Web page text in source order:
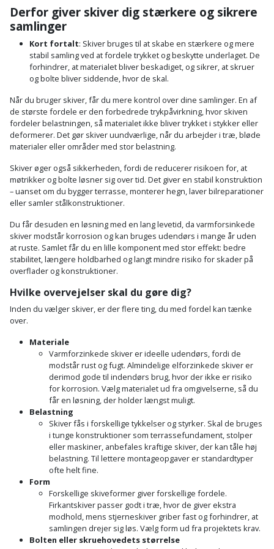
Fugtsikring
Garageport
Gelænder
Gips
Grundmursplader
Hardieplank
brædder
Hemsestige
Isolering
Komposit
Lecablokke
fundablokke
Lofttrapper
Murbinder
Murpap
og
murfolie
Mursten
Fugepistol
skumpistol
Gevindskærer
Gipsværktøj
Glasløfter
Glasskærer
Hæftepistol
-
hammer
Hammer
Høvl
Kloakrenser
og
hobbykniv
Kridtsnor
Lærlingesæt
Landmålerstok
Betonsliber
Bindemaskine
Bor
Bordrundsav
Bore-
og
skruemaskine
Borehammer
Boremaskinetilbehør
Detektor
Diamantskæremaskine
Diamantslibertilbehør
Dykkerpistol
Dyksav
Excentersliber
Excenterslibertilbehør
Fedtsprøjte
Flamingoskærer
Motorenhed
Motorsav
kædesav
Motorsav
og
kædesav
tilbehør
Pælebor
Plæneklipper
Plæneklipper
tilbehør
Robotplæneklipper
Robotplæneklipper
tilbehør
Vandpumpe
Vertikalskærer
mosfjerner
Vinduesvasker
Brænde
Brændeovn
Brandslukker
Brugskunst
Camping
Damprengøring
Dørmåtte
Dørrist
Drivhus
Drivhustilbehør
Elartikler
Flagstænger
Fuglefoderhus
Garderobe
opbevaring
Gavekort
Grill
og
afrensning
Spartelmasse
væg
Tape
Rør
og
fittings
Stålvask
Ventilation
og
indeklima
Guides
Gaveideer
Aktiviteter
Derfor giver skiver dig stærkere og sikrere
samlinger
Kort fortalt: Skiver bruges til at skabe en stærkere og mere
stabil samling ved at fordele trykket og beskytte underlaget. De
forhindrer, at materialet bliver beskadiget, og sikrer, at skruer
og bolte bliver siddende, hvor de skal.
Når du bruger skiver, får du mere kontrol over dine samlinger. En af
de største fordele er den forbedrede trykpåvirkning, hvor skiven
fordeler belastningen, så materialet ikke bliver trykket i stykker eller
deformerer. Det gør skiver uundværlige, når du arbejder i træ, bløde
materialer eller områder med stor belastning.
Skiver øger også sikkerheden, fordi de reducerer risikoen for, at
møtrikker og bolte løsner sig over tid. Det giver en stabil konstruktion
– uanset om du bygger terrasse, monterer hegn, laver bilreparationer
eller samler stålkonstruktioner.
Du får desuden en løsning med en lang levetid, da varmforsinkede
skiver modstår korrosion og kan bruges udendørs i mange år uden
at ruste. Samlet får du en lille komponent med stor effekt: bedre
stabilitet, længere holdbarhed og langt mindre risiko for skader på
overflader og konstruktioner.
Hvilke overvejelser skal du gøre dig?
Inden du vælger skiver, er der flere ting, du med fordel kan tænke
over.
Materiale
Varmforzinkede skiver er ideelle udendørs, fordi de
modstår rust og fugt. Almindelige elforzinkede skiver er
derimod gode til indendørs brug, hvor der ikke er risiko
for korrosion. Vælg materialet ud fra omgivelserne, så du
får en løsning, der holder længst muligt.
Belastning
Skiver fås i forskellige tykkelser og styrker. Skal de bruges
i tunge konstruktioner som terrassefundament, stolper
eller maskiner, anbefales kraftige skiver, der kan tåle høj
belastning. Til lettere montageopgaver er standardtyper
ofte helt fine.
Form
Forskellige skiveformer giver forskellige fordele.
Firkantskiver passer godt i træ, hvor de giver ekstra
modhold, mens stjerneskiver griber fast og forhindrer, at
samlingen drejer sig løs. Vælg form ud fra projektets krav.
Bolten eller skruehovedets størrelse